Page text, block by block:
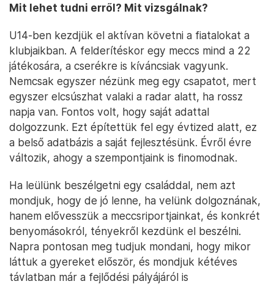
Mit lehet tudni erről? Mit vizsgálnak?
U14-ben kezdjük el aktívan követni a fiatalokat a
klubjaikban. A felderítéskor egy meccs mind a 22
játékosára, a cserékre is kíváncsiak vagyunk.
Nemcsak egyszer nézünk meg egy csapatot, mert
egyszer elcsúszhat valaki a radar alatt, ha rossz
napja van. Fontos volt, hogy saját adattal
dolgozzunk. Ezt építettük fel egy évtized alatt, ez
a belső adatbázis a saját fejlesztésünk. Évről évre
változik, ahogy a szempontjaink is finomodnak.
Ha leülünk beszélgetni egy családdal, nem azt
mondjuk, hogy de jó lenne, ha velünk dolgoznának,
hanem elővesszük a meccsriportjainkat, és konkrét
benyomásokról, tényekről kezdünk el beszélni.
Napra pontosan meg tudjuk mondani, hogy mikor
láttuk a gyereket először, és mondjuk kétéves
távlatban már a fejlődési pályájáról is